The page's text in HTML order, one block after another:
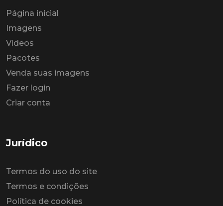
Página inicial
Imagens
Vídeos
Pacotes
Venda suas imagens
Fazer login
Criar conta
Jurídico
Termos do uso do site
Termos e condições
Política de cookies